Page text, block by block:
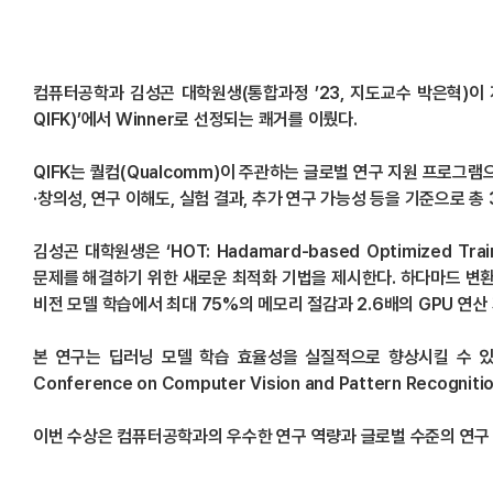
컴퓨터공학과 김성곤 대학원생(통합과정 ’23, 지도교수 박은
QIFK)’에서 Winner로 선정되는 쾌거를 이뤘다.
QIFK는 퀄컴(Qualcomm)이 주관하는 글로벌 연구 지원 프로그램
·창의성, 연구 이해도, 실험 결과, 추가 연구 가능성 등을 기준으로
김성곤 대학원생은 ‘HOT: Hadamard-based Optimized
문제를 해결하기 위한 새로운 최적화 기법을 제시한다. 하다마드
비전 모델 학습에서 최대 75%의 메모리 절감과 2.6배의 GPU 연산
본 연구는 딥러닝 모델 학습 효율성을 실질적으로 향상시킬 수
Conference on Computer Vision and Pattern Recognition
이번 수상은 컴퓨터공학과의 우수한 연구 역량과 글로벌 수준의 연